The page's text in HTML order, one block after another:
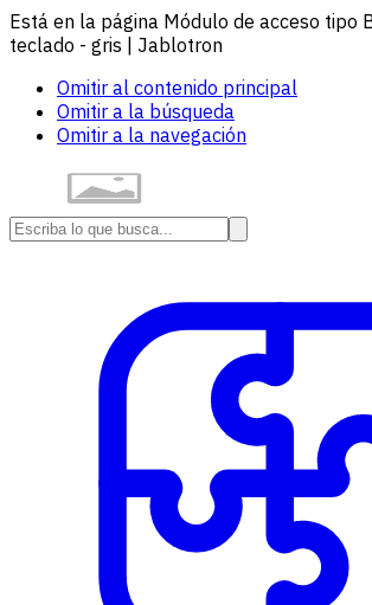
Está en la página Módulo de acceso tipo
teclado - gris | Jablotron
Omitir al contenido principal
Omitir a la búsqueda
Omitir a la navegación